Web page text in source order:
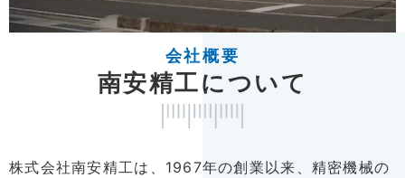
会社概要
南安精工について
株式会社南安精工は、1967年の創業以来、精密機械の